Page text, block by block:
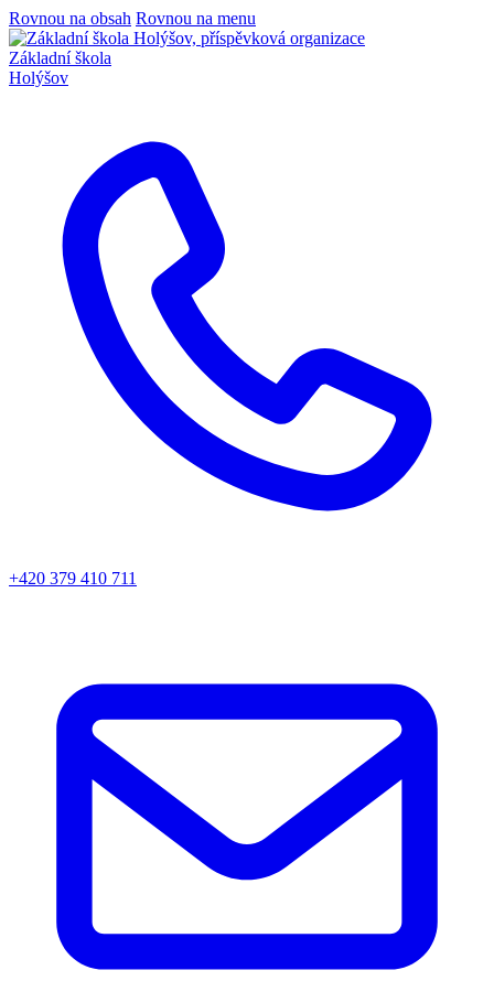
Rovnou na obsah Rovnou na menu
Základní škola
Holýšov
+420 379 410 711